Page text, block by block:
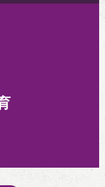
験してください
美学, グルーミ
シックで独特な